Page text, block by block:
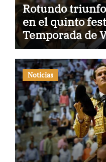
Rotundo
en el quinto
Temporada de
Noticias